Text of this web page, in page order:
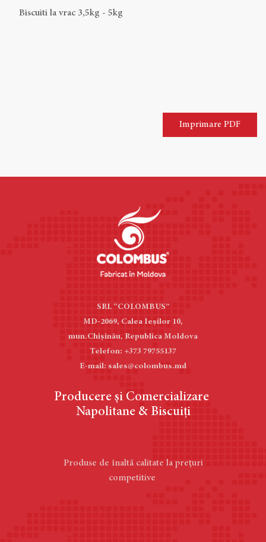
Biscuiti la vrac 3,5kg - 5kg
Imprimare PDF
SRL “COLOMBUS”
MD-2069, Calea Ieşilor 10,
mun.Chișinău, Republica Moldova
Telefon: +373 79755137
E-mail: sales@colombus.md
Producere și Comercializare
Napolitane & Biscuiți
Produse de înaltă calitate la prețuri
competitive